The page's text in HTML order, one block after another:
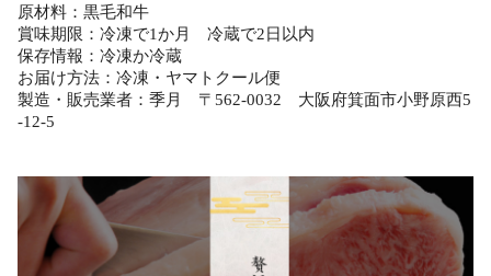
原材料：黒毛和牛
賞味期限：冷凍で1か月 冷蔵で2日以内
保存情報：冷凍か冷蔵
お届け方法：冷凍・ヤマトクール便
製造・販売業者：季月 〒562-0032 大阪府箕面市小野原西5
-12-5